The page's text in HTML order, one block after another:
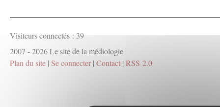
Visiteurs connectés : 39
2007 - 2026 Le site de la médiologie
Plan du site | Se connecter| Contact | RSS 2.0